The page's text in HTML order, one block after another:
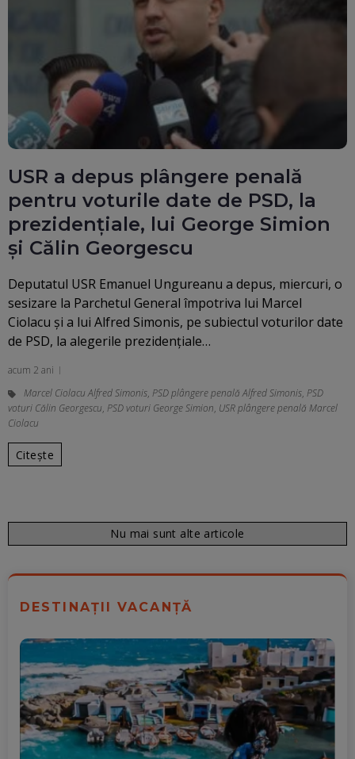
USR a depus plângere penală
pentru voturile date de PSD, la
prezidențiale, lui George Simion
și Călin Georgescu
Deputatul USR Emanuel Ungureanu a depus, miercuri, o
sesizare la Parchetul General împotriva lui Marcel
Ciolacu şi a lui Alfred Simonis, pe subiectul voturilor date
de PSD, la alegerile prezidenţiale…
acum 2 ani
Marcel Ciolacu Alfred Simonis, PSD plângere penală Alfred Simonis, PSD
voturi Călin Georgescu, PSD voturi George Simion, USR plângere penală Marcel
Ciolacu
Citește
Nu mai sunt alte articole
DESTINAȚII VACANȚĂ